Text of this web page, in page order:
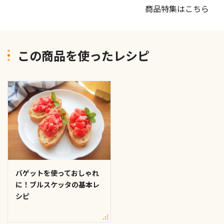
商品特集はこちら
この商品を使ったレシピ
バゲットを使っておしゃれ
に！ブルスケッタの基本レ
シピ